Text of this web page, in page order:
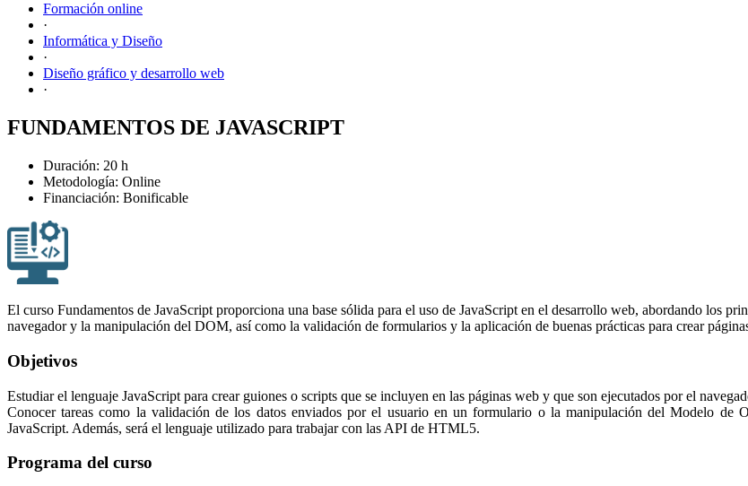
Formación online
·
Informática y Diseño
·
Diseño gráfico y desarrollo web
·
FUNDAMENTOS DE JAVASCRIPT
Duración: 20 h
Metodología: Online
Financiación: Bonificable
El curso Fundamentos de JavaScript proporciona una base sólida para el uso de JavaScript en el desarrollo web, abordando los
navegador y la manipulación del DOM, así como la validación de formularios y la aplicación de buenas prácticas para crear
Objetivos
Estudiar el lenguaje JavaScript para crear guiones o scripts que se incluyen en las páginas web y que son ejecutados por el
Conocer tareas como la validación de los datos enviados por el usuario en un formulario o la manipulación del Modelo de
JavaScript. Además, será el lenguaje utilizado para trabajar con las API de HTML5.
Programa del curso